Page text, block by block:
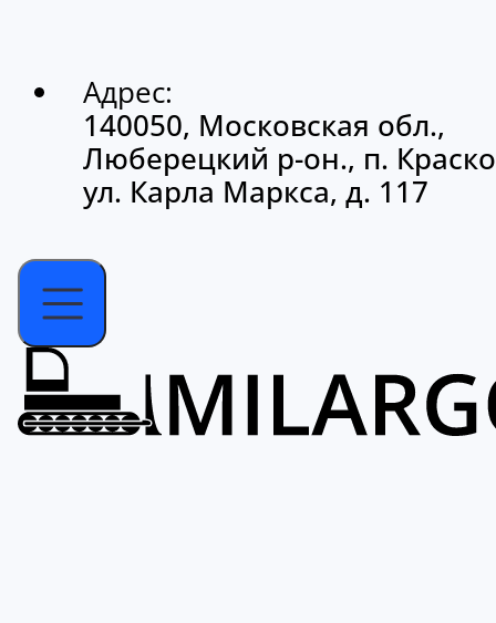
Адрес:
140050, Московская обл.,
Люберецкий р-он., п.
ул. Карла Маркса, д. 117